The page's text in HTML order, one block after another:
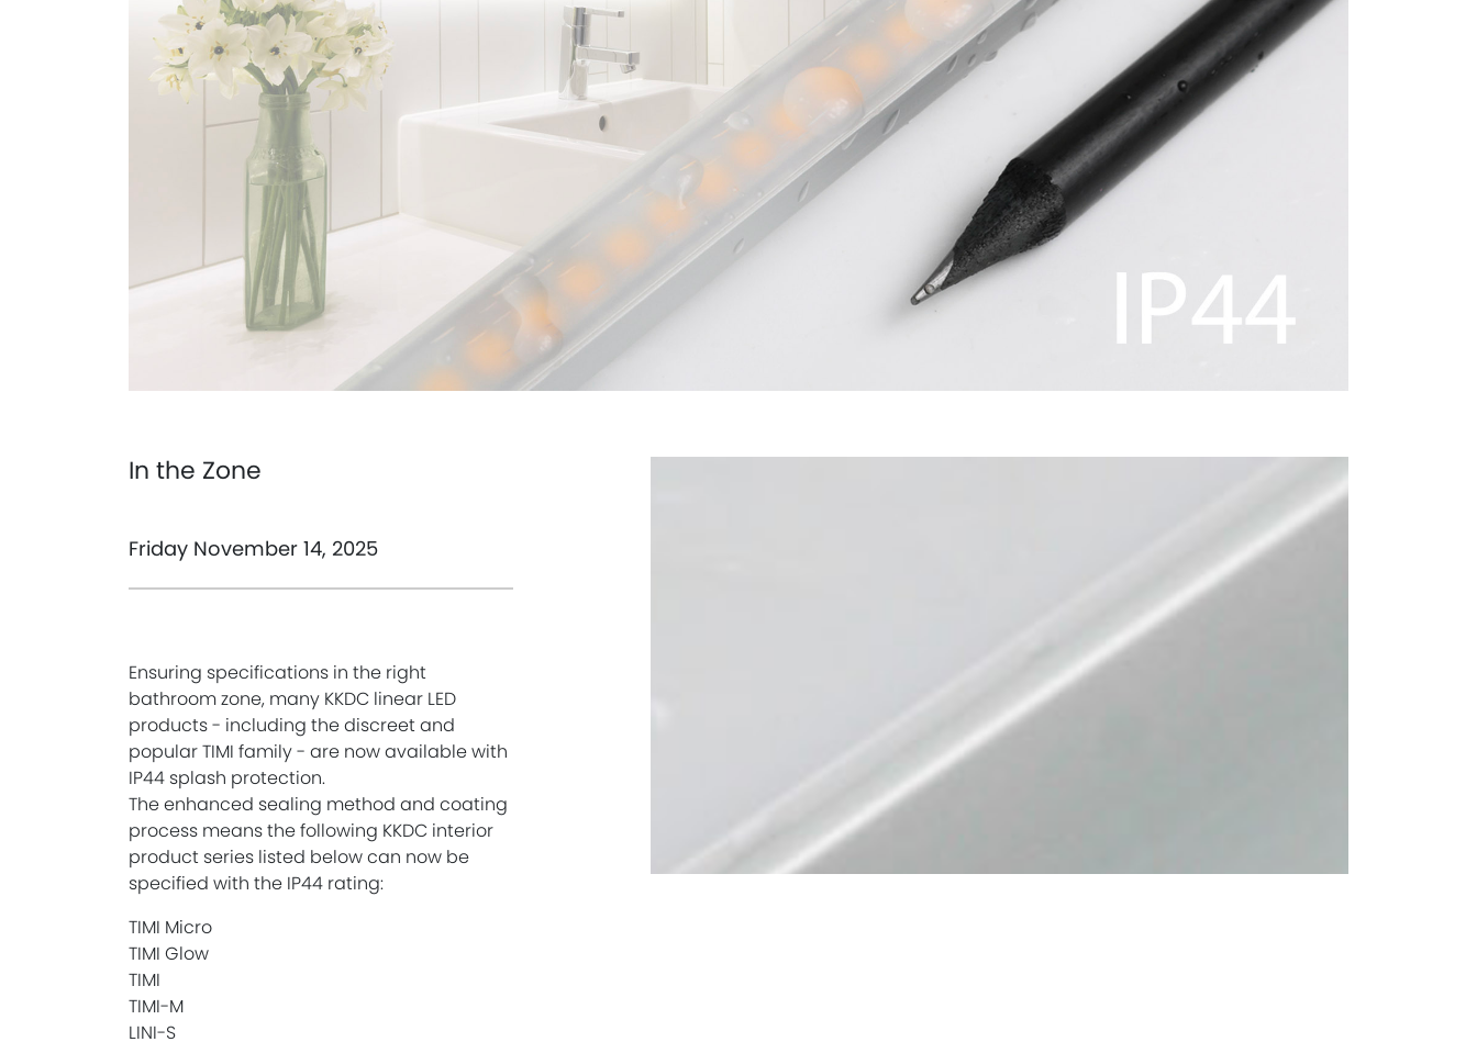
In the Zone
Friday November 14, 2025
Ensuring specifications in the right
bathroom zone, many KKDC linear LED
products - including the discreet and
popular TIMI family - are now available with
IP44 splash protection.
The enhanced sealing method and coating
process means the following KKDC interior
product series listed below can now be
specified with the IP44 rating:
TIMI Micro
TIMI Glow
TIMI
TIMI-M
LINI-S